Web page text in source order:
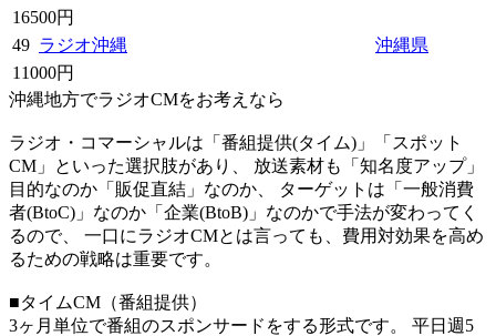
16500円
49 ラジオ沖縄
沖縄県
11000円
沖縄地方でラジオCMをお考えなら
ラジオ・コマーシャルは 「番組提供(タイム)」「スポット
CM」
といった選択肢があり、 放送素材も「知名度アップ」
目的なのか「販促直結」なのか、 ターゲットは「一般消費
者(BtoC)」なのか「企業(BtoB)」なのかで手法が変わってく
るので、 一口にラジオCMとは言っても、費用対効果を高め
るための戦略は重要です。
■タイムCM（番組提供）
3ヶ月単位で番組のスポンサードをする形式です。 平日週5